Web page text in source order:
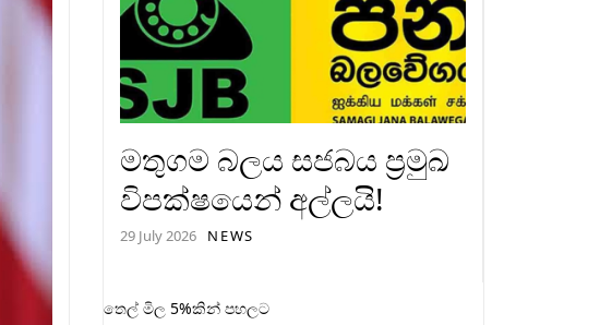
මතුගම බලය සජබය ප්‍රමුඛ
විපක්ෂයෙන් අල්ලයි!
29 July 2026 NEWS
තෙල් මිල 5%කින් පහලට